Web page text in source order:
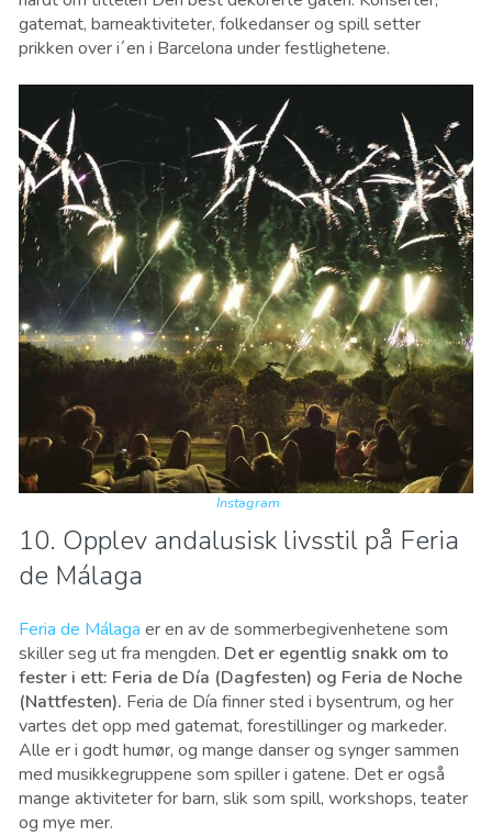
gatemat, barneaktiviteter, folkedanser og spill setter
prikken over i´en i Barcelona under festlighetene.
Instagram
10. Opplev andalusisk livsstil på Feria
de Málaga
Feria de Málaga er en av de sommerbegivenhetene som
skiller seg ut fra mengden. Det er egentlig snakk om to
fester i ett: Feria de Día (Dagfesten) og Feria de Noche
(Nattfesten). Feria de Día finner sted i bysentrum, og her
vartes det opp med gatemat, forestillinger og markeder.
Alle er i godt humør, og mange danser og synger sammen
med musikkegruppene som spiller i gatene. Det er også
mange aktiviteter for barn, slik som spill, workshops, teater
og mye mer.